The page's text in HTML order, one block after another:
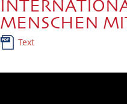
MENSCHEN
Text